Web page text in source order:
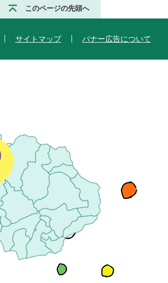
このページの先頭へ
サイトマップ バナー広告について